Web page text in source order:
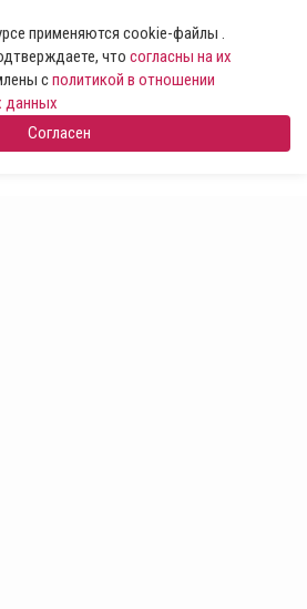
применяются cookie-файлы .
что согласны на их
сполитикой в отношении
данных
Согласен